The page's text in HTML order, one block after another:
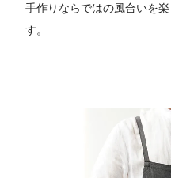
手作りならではの風合いを
す。